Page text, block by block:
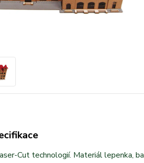
Cut technologií. Materiál lepenka,